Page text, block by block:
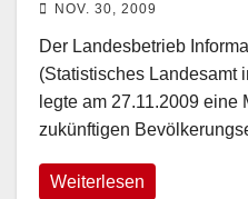
NOV. 30, 2009
Der Landesbetrieb
(Statistisches Landesamt
legte am 27.11.2009 eine
zukünftigen
Weiterlesen